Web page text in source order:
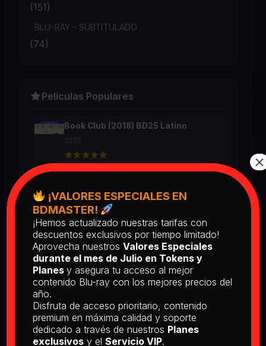
(151)
BLU-RAY – SUBTITULADO
(74)
Películas Populares
Book Club (2018) BD25 Latino
2025
(1988) BD25 Latino
2025
[PEDIDO] The Man Who Fell to
Earth [Criterion Collection] (1976)
BD25 Subtitulado
2026
[PEDIDO] Boogie Nights (1997) BD25
Latino
¡VALORES ESPECIALES EN
BDMASTER!
¡Hemos actualizado nuestras tarifas con
descuentos exclusivos por tiempo limitado!
Aprovecha nuestros Valores Especiales
durante el mes de Julio en Tokens y
Planes y asegura tu acceso al mejor
contenido Blu-ray con los mejores precios del
año.
Disfruta de acceso prioritario, contenido
premium en máxima calidad y soporte
dedicado a través de nuestros Planes
exclusivos y el Servicio VIP.
×